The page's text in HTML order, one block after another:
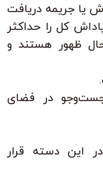
یا جریمه دریافت
کل را حداکثر
حال ظهور هستند و
جست‌وجو در فضای
الگوریتم‌های مانند Q-Learning و DQN در این دسته قرار